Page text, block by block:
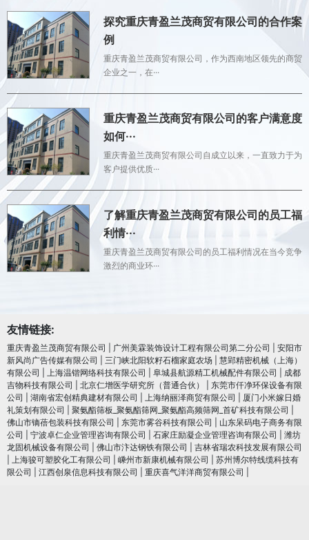
探究重庆青盈兰茂商贸有限公司的合作案
例
重庆青盈兰茂商贸有限公司，作为西南地区领先的商贸
企业之一，在···
重庆青盈兰茂商贸有限公司的客户满意度
如何···
重庆青盈兰茂商贸有限公司自成立以来，一直致力于为
客户提供优质···
了解重庆青盈兰茂商贸有限公司的员工福
利情···
重庆青盈兰茂商贸有限公司的员工福利情况在当今竞争
激烈的商业环···
友情链接:
重庆青盈兰茂商贸有限公司 广州美霖装饰设计工程有限公司第二分公司
安阳市
新风尚广告传媒有限公司
三门峡北阳软籽石榴家庭农场
慧郢精密机械（上海）
有限公司
上海温锴网络科技有限公司 阜城县航源精工机械配件有限公司
成都
吉物科技有限公司
北京仁增医学研究所（普通合伙）
东莞市仟净环保设备有限
公司
湖南省宏创精典建材有限公司 上海纳丽泽商贸有限公司
厦门小米嫁日婚
礼策划有限公司
聚氨酯筛板_聚氨酯筛网_聚氨酯高频筛网_首矿科技有限公司
佛山市镝蓓包装科技有限公司
东莞市雾谷科技有限公司
山东呆码电子商务有限
公司
宁波卓仁企业管理咨询有限公司 石家庄励凝企业管理咨询有限公司
潍坊
龙固机械设备有限公司
佛山市汴达钢铁有限公司
吉林省瑞农科技发展有限公司
上海骏可塑胶化工有限公司 嵊州市新康机械有限公司
苏州博尔特线缆科技有
限公司
江西创泉信息科技有限公司 重庆喜气洋洋商贸有限公司